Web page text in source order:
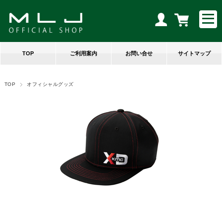
TOP ご利用案内 お問い合せ サイトマップ
TOP オフィシャルグッズ